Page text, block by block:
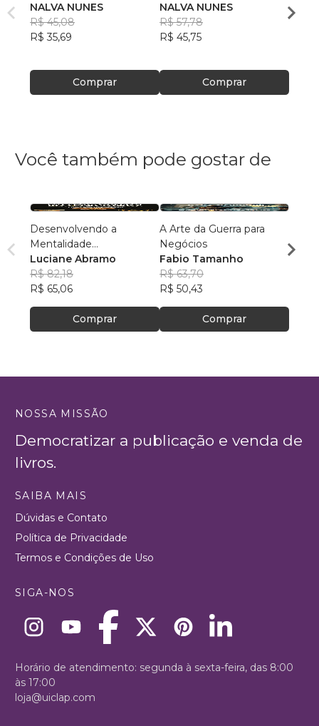
NALVA NUNES
R$ 45,08
R$ 35,69
Comprar
NALVA NUNES
R$ 57,78
R$ 45,75
Comprar
Você também pode gostar de
Desenvolvendo a
Mentalidade
Empreendedora
Luciane Abramo
R$ 82,18
R$ 65,06
Comprar
A Arte da Guerra para
Negócios
Fabio Tamanho
R$ 63,70
R$ 50,43
Comprar
R$
NOSSA MISSÃO
Democratizar a publicação e venda de
livros.
SAIBA MAIS
Dúvidas e Contato
Política de Privacidade
Termos e Condições de Uso
SIGA-NOS
Horário de atendimento: segunda à sexta-feira, das 8:00
às 17:00
loja@uiclap.com